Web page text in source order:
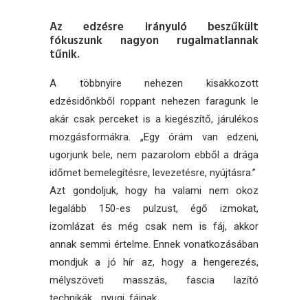
Az edzésre irányuló beszűkült
fókuszunk nagyon rugalmatlannak
tűnik.
A többnyire nehezen kisakkozott
edzésidőnkből roppant nehezen faragunk le
akár csak perceket is a kiegészítő, járulékos
mozgásformákra. „Egy órám van edzeni,
ugorjunk bele, nem pazarolom ebből a drága
időmet bemelegítésre, levezetésre, nyújtásra.”
Azt gondoljuk, hogy ha valami nem okoz
legalább 150-es pulzust, égő izmokat,
izomlázat és még csak nem is fáj, akkor
annak semmi értelme. Ennek vonatkozásában
mondjuk a jó hír az, hogy a hengerezés,
mélyszöveti masszás, fascia lazító